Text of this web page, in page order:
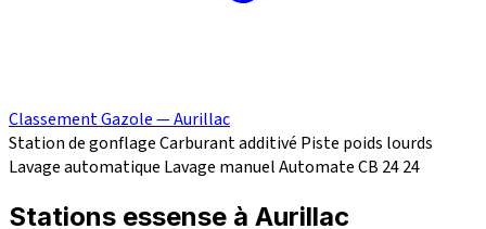
Classement Gazole — Aurillac
Station de gonflageCarburant additivé Piste poids lourds
Lavage automatique Lavage manuelAutomate CB 2424
Stations essense à Aurillac